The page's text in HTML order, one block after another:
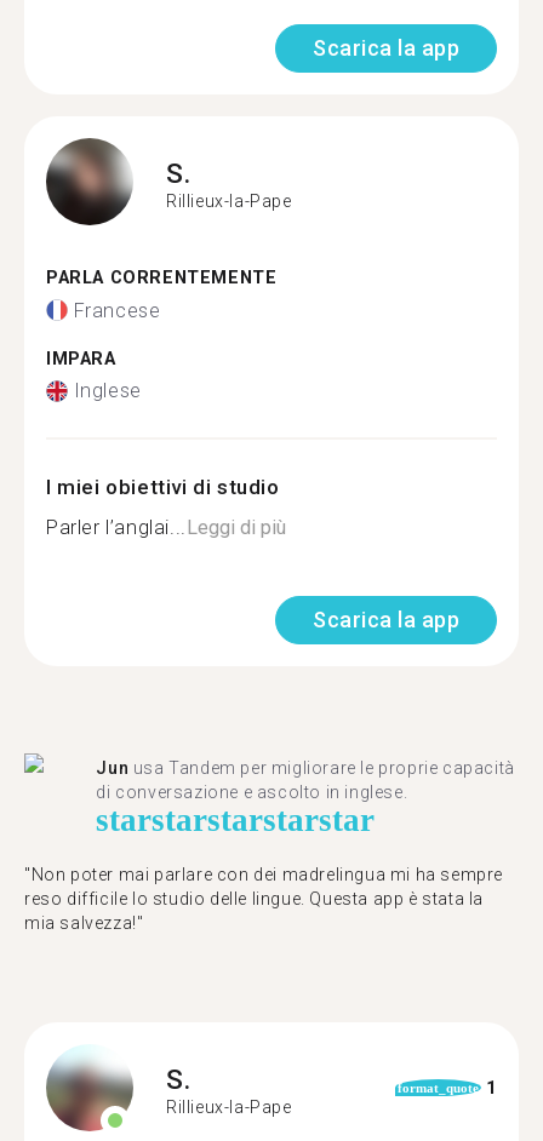
Scarica la app
S.
Rillieux-la-Pape
PARLA CORRENTEMENTE
Francese
IMPARA
Inglese
I miei obiettivi di studio
Parler l’anglai...Leggi di più
Scarica la app
Jun usa Tandem per migliorare le proprie capacità
di conversazione e ascolto in inglese.
starstarstarstarstar
"Non poter mai parlare con dei madrelingua mi ha sempre
reso difficile lo studio delle lingue. Questa app è stata la
mia salvezza!"
S.
Rillieux-la-Pape
format_quote 1